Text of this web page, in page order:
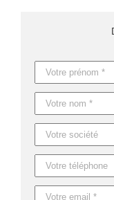
un
et entre 8 et 12 jours
Démarquez votre
Caractéristiques du
Référence : MO6794
Nom : GRAZ
Dimensions :